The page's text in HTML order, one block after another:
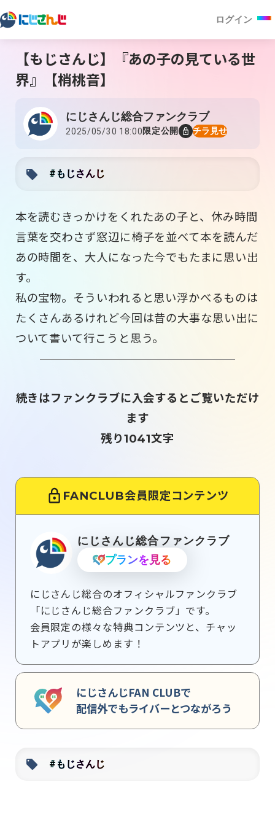
ログイン
【もじさんじ】『あの子の見ている世
界』【梢桃音】
にじさんじ総合ファンクラブ
2025/05/30 18:00限定公開 チラ見せ
#もじさんじ
本を読むきっかけをくれたあの子と、休み時間
言葉を交わさず窓辺に椅子を並べて本を読んだ
あの時間を、大人になった今でもたまに思い出
す。
私の宝物。そういわれると思い浮かべるものは
たくさんあるけれど今回は昔の大事な思い出に
ついて書いて行こうと思う。
続きはファンクラブに入会するとご覧いただけ
ます
残り1041文字
FANCLUB会員限定コンテンツ
にじさんじ総合ファンクラブ
プランを見る
にじさんじ総合のオフィシャルファンクラブ
「にじさんじ総合ファンクラブ」です。
会員限定の様々な特典コンテンツと、チャッ
トアプリが楽しめます！
にじさんじFAN CLUBで
配信外でもライバーとつながろう
#もじさんじ